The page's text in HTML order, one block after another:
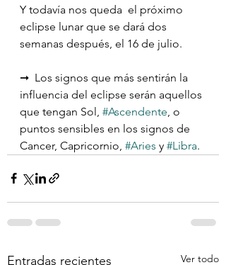
Y todavía nos queda  el próximo
eclipse lunar que se dará dos
semanas después, el 16 de julio.
➞  Los signos que más sentirán la
influencia del eclipse serán aquellos
que tengan Sol, #Ascendente, o
puntos sensibles en los signos de
Cancer, Capricornio, #Aries y #Libra.
Entradas recientes Ver todo